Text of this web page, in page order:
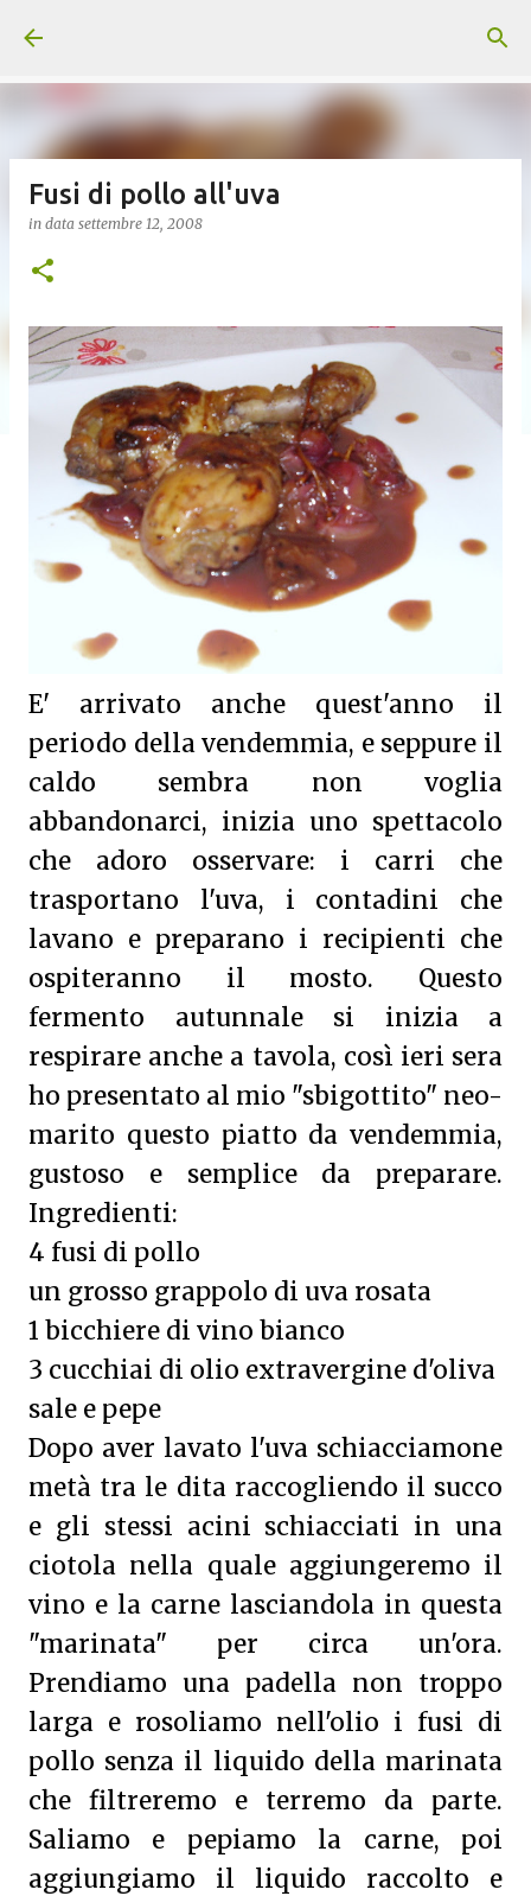
Fusi di pollo all'uva
in data settembre 12, 2008
E' arrivato anche quest'anno il
periodo della vendemmia, e seppure il
caldo sembra non voglia
abbandonarci, inizia uno spettacolo
che adoro osservare: i carri che
trasportano l'uva, i contadini che
lavano e preparano i recipienti che
ospiteranno il mosto. Questo
fermento autunnale si inizia a
respirare anche a tavola, così ieri sera
ho presentato al mio "sbigottito" neo-
marito questo piatto da vendemmia,
gustoso e semplice da preparare.
Ingredienti:
4 fusi di pollo
un grosso grappolo di uva rosata
1 bicchiere di vino bianco
3 cucchiai di olio extravergine d'oliva
sale e pepe
Dopo aver lavato l'uva schiacciamone
metà tra le dita raccogliendo il succo
e gli stessi acini schiacciati in una
ciotola nella quale aggiungeremo il
vino e la carne lasciandola in questa
"marinata" per circa un'ora.
Prendiamo una padella non troppo
larga e rosoliamo nell'olio i fusi di
pollo senza il liquido della marinata
che filtreremo e terremo da parte.
Saliamo e pepiamo la carne, poi
aggiungiamo il liquido raccolto e